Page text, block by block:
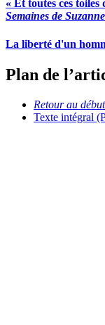
« Et toutes ces
Semaines de Suzanne
La liberté d'un
Plan de
Retour au début
Texte intégral